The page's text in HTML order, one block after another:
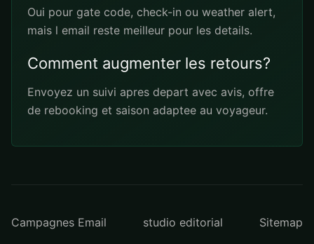
Oui pour gate code, check-in ou weather alert,
mais l email reste meilleur pour les details.
Comment augmenter les retours?
Envoyez un suivi apres depart avec avis, offre
de rebooking et saison adaptee au voyageur.
Campagnes Email studio editorial Sitemap